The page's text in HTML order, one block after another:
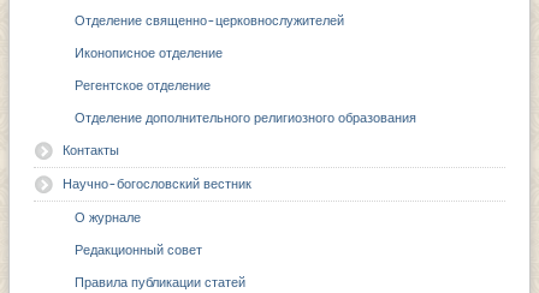
Отделение священно-церковнослужителей
Иконописное отделение
Регентское отделение
Отделение дополнительного религиозного образования
Контакты
Научно-богословский вестник
О журнале
Редакционный совет
Правила публикации статей